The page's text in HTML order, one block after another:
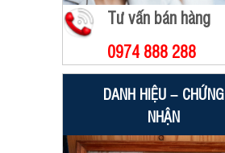
Tư vấn bán hàng
0974 888 288
DANH HIỆU – CHỨNG
NHẬN